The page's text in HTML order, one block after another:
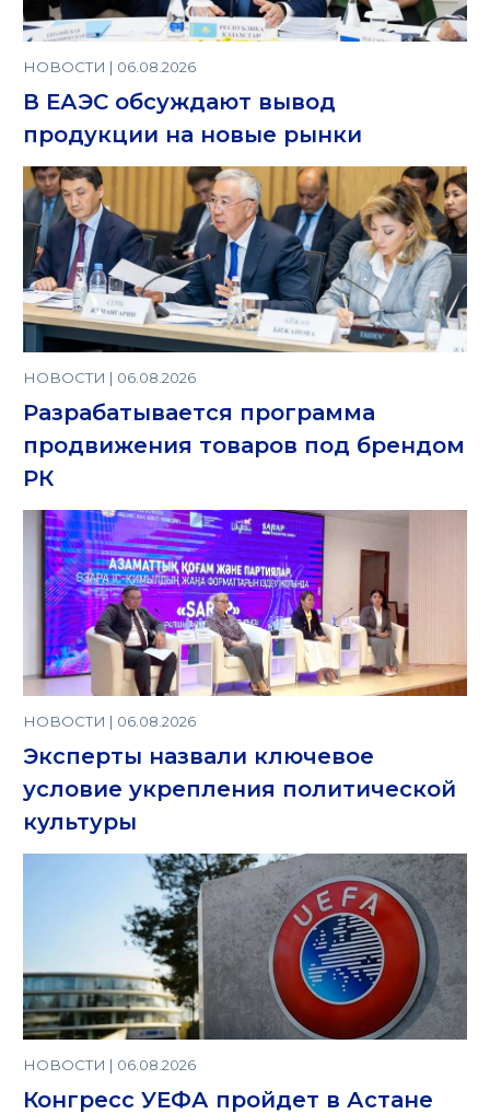
НОВОСТИ | 06.08.2026
В ЕАЭС обсуждают вывод
продукции на новые рынки
НОВОСТИ | 06.08.2026
Разрабатывается программа
продвижения товаров под брендом
РК
НОВОСТИ | 06.08.2026
Эксперты назвали ключевое
условие укрепления политической
культуры
НОВОСТИ | 06.08.2026
Конгресс УЕФА пройдет в Астане